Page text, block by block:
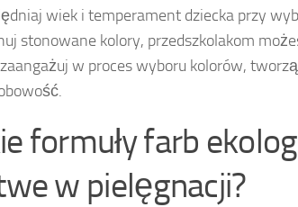
wiek i temperament dziecka przy
stonowane kolory, przedszkolakom
w proces wyboru kolorów,
formuły farb
w pielęgnacji?